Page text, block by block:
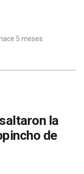
5 meses
la
de